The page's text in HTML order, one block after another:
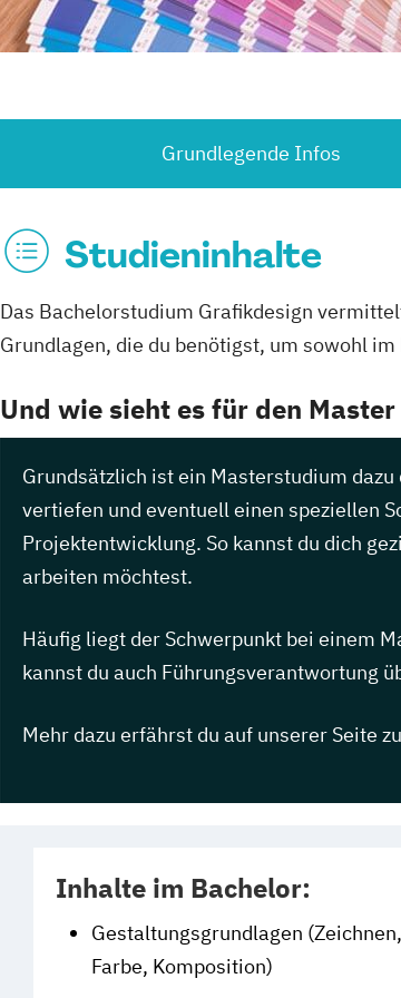
Grundlegende Infos
Studieninhalte
Das Bachelorstudium Grafikdesign
Grundlagen, die du benötigst, um sowohl
Und wie sieht es für den
Grundsätzlich ist ein Masterstudium
vertiefen und eventuell einen speziellen
Projektentwicklung. So kannst du dich
arbeiten möchtest.
Häufig liegt der Schwerpunkt bei einem
kannst du auch Führungsverantwortung
Mehr dazu erfährst du auf unserer Seite
Inhalte im Bachelor:
Gestaltungsgrundlagen
Farbe, Komposition)